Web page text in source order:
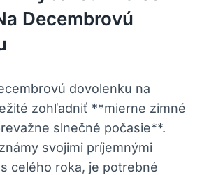
Decembrovú
dovolenku na
zohľadniť **mierne zimné
slnečné počasie**.
svojimi príjemnými
celého roka, je potrebné